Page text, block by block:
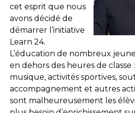
cet esprit que nous
avons décidé de
démarrer l’initiative
Learn 24.
L’éducation de nombreux
en dehors des heures de classe
musique, activités sportives,
accompagnement et autres
sont malheureusement les